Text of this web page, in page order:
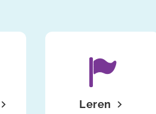
Leren